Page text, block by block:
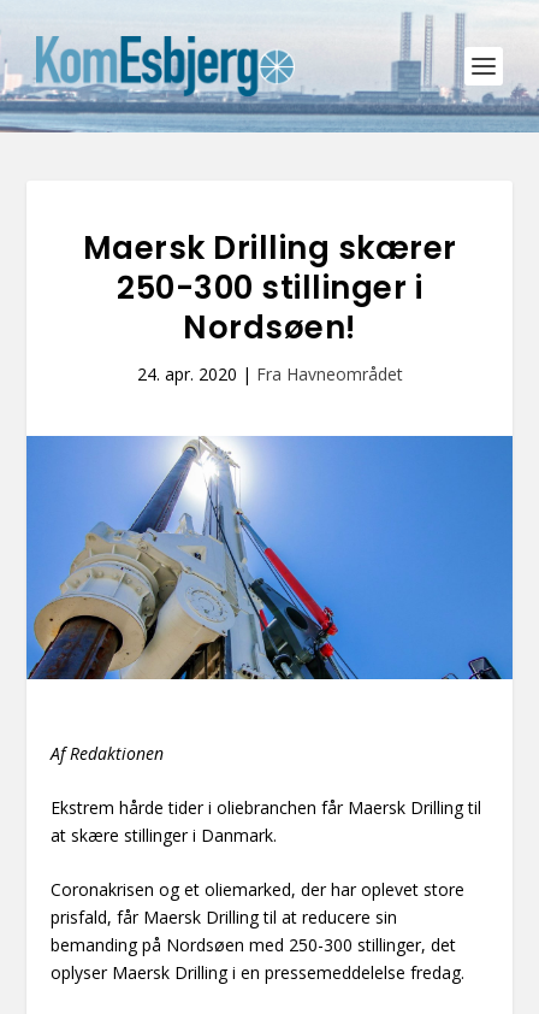
Maersk Drilling skærer
250-300 stillinger i
Nordsøen!
24. apr. 2020 | Fra Havneområdet
Af Redaktionen
Ekstrem hårde tider i oliebranchen får Maersk Drilling til
at skære stillinger i Danmark.
Coronakrisen og et oliemarked, der har oplevet store
prisfald, får Maersk Drilling til at reducere sin
bemanding på Nordsøen med 250-300 stillinger, det
oplyser Maersk Drilling i en pressemeddelelse fredag.